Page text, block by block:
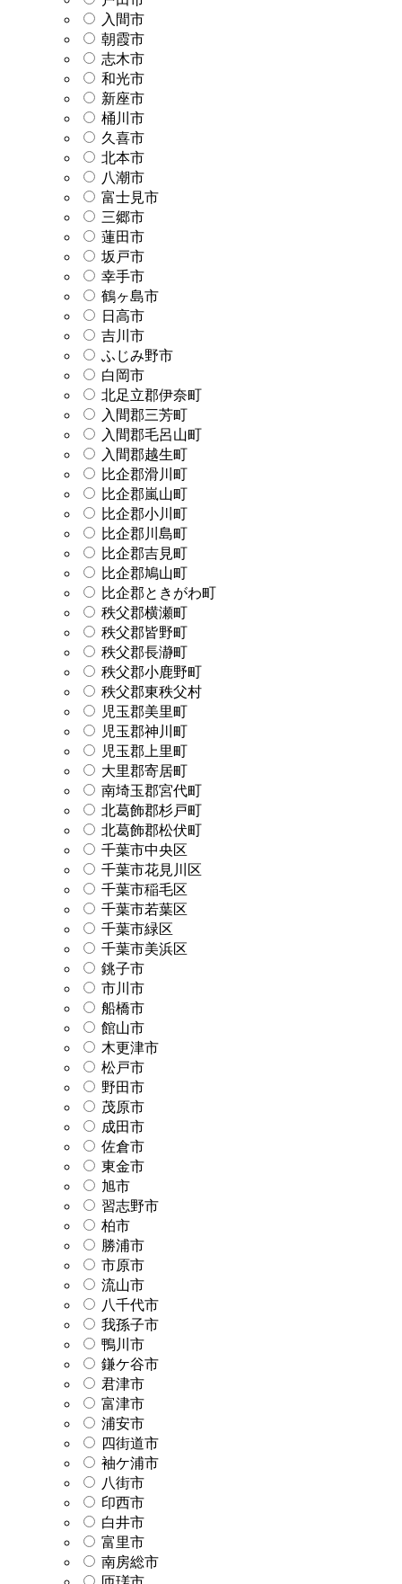
入間市
朝霞市
志木市
和光市
新座市
桶川市
久喜市
北本市
八潮市
富士見市
三郷市
蓮田市
坂戸市
幸手市
鶴ヶ島市
日高市
吉川市
ふじみ野市
白岡市
北足立郡伊奈町
入間郡三芳町
入間郡毛呂山町
入間郡越生町
比企郡滑川町
比企郡嵐山町
比企郡小川町
比企郡川島町
比企郡吉見町
比企郡鳩山町
比企郡ときがわ町
秩父郡横瀬町
秩父郡皆野町
秩父郡長瀞町
秩父郡小鹿野町
秩父郡東秩父村
児玉郡美里町
児玉郡神川町
児玉郡上里町
大里郡寄居町
南埼玉郡宮代町
北葛飾郡杉戸町
北葛飾郡松伏町
千葉市中央区
千葉市花見川区
千葉市稲毛区
千葉市若葉区
千葉市緑区
千葉市美浜区
銚子市
市川市
船橋市
館山市
木更津市
松戸市
野田市
茂原市
成田市
佐倉市
東金市
旭市
習志野市
柏市
勝浦市
市原市
流山市
八千代市
我孫子市
鴨川市
鎌ケ谷市
君津市
富津市
浦安市
四街道市
袖ケ浦市
八街市
印西市
白井市
富里市
南房総市